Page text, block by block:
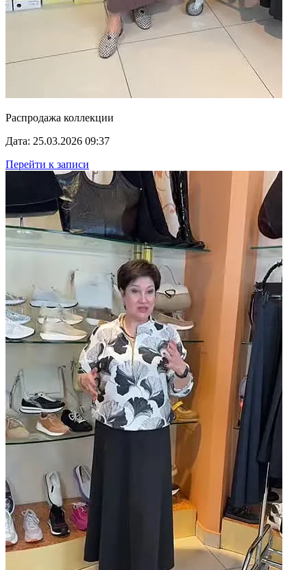
Распродажа коллекции
Дата: 25.03.2026 09:37
Перейти к записи